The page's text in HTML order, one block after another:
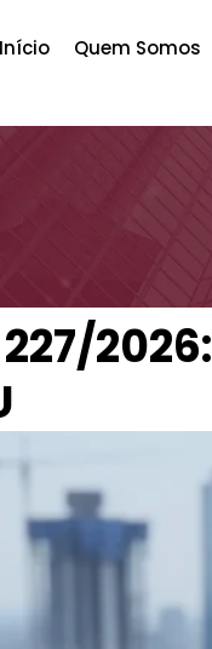
Início Quem Somos